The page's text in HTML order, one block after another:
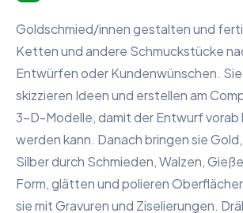
Goldschmied/innen gestalten und
Ketten und andere Schmuckstücke
Entwürfen oder Kundenwünschen.
skizzieren Ideen und erstellen am
3-D-Modelle, damit der Entwurf
werden kann. Danach bringen sie
Silber durch Schmieden, Walzen,
Form, glätten und polieren
sie mit Gravuren und Ziselierungen.